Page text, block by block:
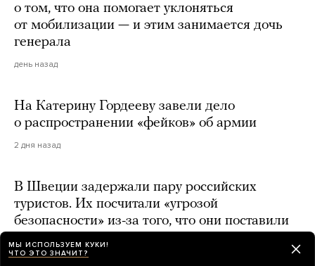
о том, что она помогает уклоняться
от мобилизации — и этим занимается дочь
генерала
день назад
На Катерину Гордееву завели дело
о распространении «фейков» об армии
2 дня назад
В Швеции задержали пару российских
туристов. Их посчитали «угрозой
безопасности» из-за того, что они поставили
2 дня назад
МЫ ИСПОЛЬЗУЕМ КУКИ!
ЧТО ЭТО ЗНАЧИТ?